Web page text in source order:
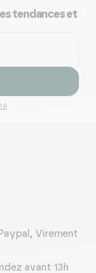
tendances et
Virement
avant 13h